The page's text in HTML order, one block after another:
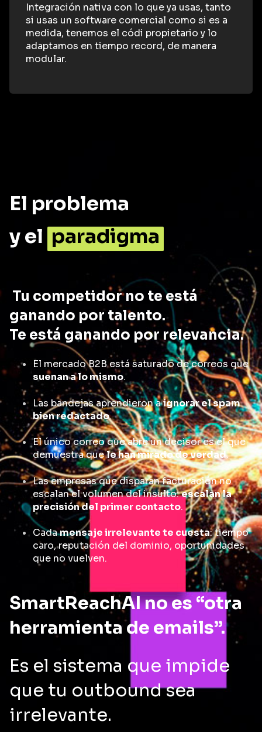
Integración nativa con lo que ya usas, tanto
si usas un software comercial como si es a
medida, tenemos el códi propietario y lo
adaptamos en tiempo record, de manera
modular.
El problema
y el paradigma
Tu competidor no te está
ganando por talento.
Te está ganando por relevancia.
El mercado B2B está saturado de correos que
suenan a lo mismo.
Las bandejas aprendieron aignorar el spam
bien redactado.
El único correo que abre un decisor es el que
demuestra quele han mirado de verdad.
Las empresas que disparan facturación no
escalan el volumen del insulto:escalan la
precisión del primer contacto.
Cadamensaje irrelevante te cuesta: tiempo
caro, reputación del dominio, oportunidades
que no vuelven.
SmartReachAI no es “otra
herramienta de emails”.
Es el sistema que impide
que tu outbound sea
irrelevante.